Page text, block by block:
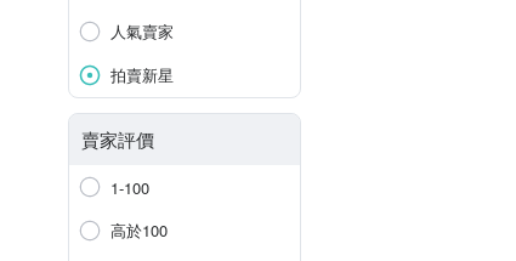
人氣賣家
拍賣新星
賣家評價
1-100
高於100